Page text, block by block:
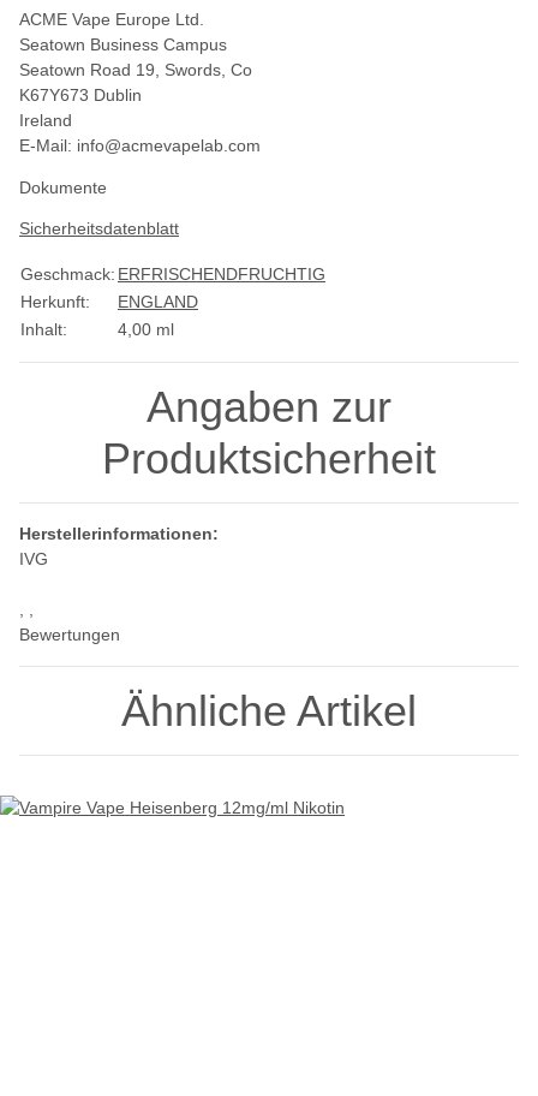
ACME Vape Europe Ltd.
Seatown Business Campus
Seatown Road 19, Swords, Co
K67Y673 Dublin
Ireland
E-Mail: info@acmevapelab.com
Dokumente
Sicherheitsdatenblatt
Geschmack: ERFRISCHENDFRUCHTIG
Herkunft:
ENGLAND
Inhalt:
4,00 ml
Angaben zur
Produktsicherheit
Herstellerinformationen:
IVG
, ,
Bewertungen
Ähnliche Artikel